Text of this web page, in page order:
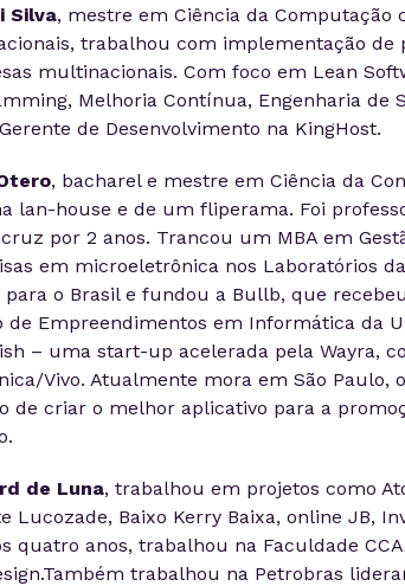
Silva, mestre em Ciência da Computação
trabalhou com implementação de
multinacionais. Com foco em Lean
Melhoria Contínua, Engenharia de
de Desenvolvimento na KingHost.
, bacharel e mestre em Ciência da
lan-house e de um fliperama. Foi
por 2 anos. Trancou um MBA em
em microeletrônica nos Laboratórios
para o Brasil e fundou a Bullb, que
de Empreendimentos em Informática da
– uma start-up acelerada pela Wayra,
Vivo. Atualmente mora em São Paulo,
de criar o melhor aplicativo para a
de Luna, trabalhou em projetos como
Lucozade, Baixo Kerry Baixa, online JB,
quatro anos, trabalhou na Faculdade
trabalhou na Petrobras